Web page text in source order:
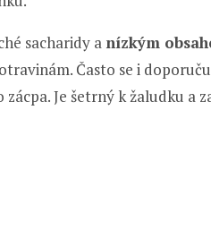
sacharidy a nízkým
Často se i
Je šetrný k žaludku a